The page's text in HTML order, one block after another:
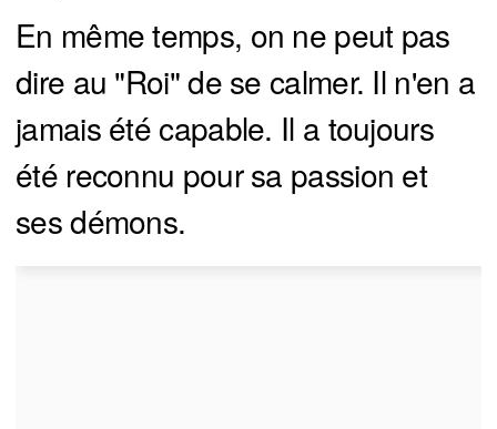
En même temps, on ne peut pas
dire au "Roi" de se calmer. Il n'en a
jamais été capable. Il a toujours
été reconnu pour sa passion et
ses démons.